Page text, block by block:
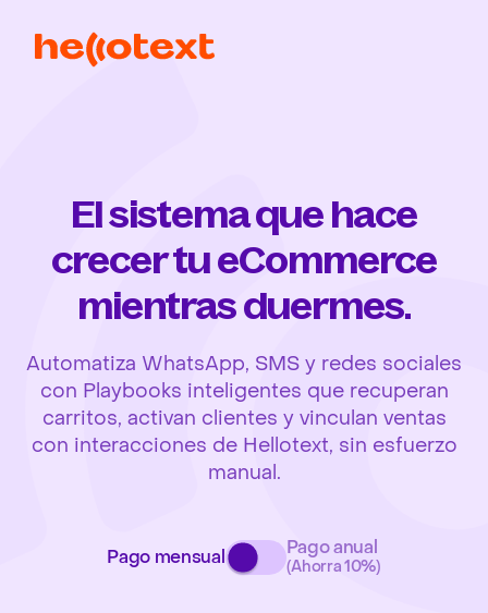
El sistema que hace
crecer tu eCommerce
mientras duermes.
Automatiza WhatsApp, SMS y redes sociales
con Playbooks inteligentes que recuperan
carritos, activan clientes y vinculan ventas
con interacciones de Hellotext, sin esfuerzo
manual.
Pago mensual Pago anual
(Ahorra 10%)